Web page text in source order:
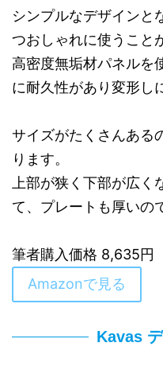
シンプルなデザインと
つおしゃれに使うこと
高密度無垢材パネルを
に耐久性があり変形し
サイズがたくさんある
ります。
上部が狭く下部が広
て、プレートも厚いの
筆者購入価格 8,635円
Amazonで見る
Kavas